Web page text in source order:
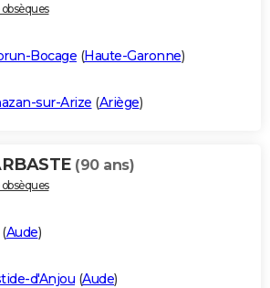
Bocage (Haute-Garonne)
sur-Arize (Ariège)
(90 ans)
Aude)
d'Anjou (Aude)